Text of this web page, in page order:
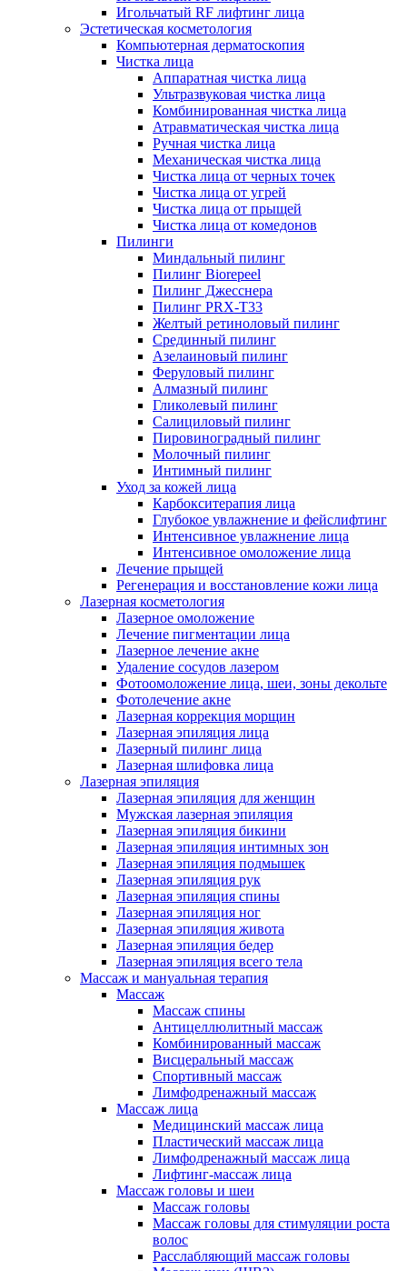
Игольчатый RF лифтинг лица
Эстетическая косметология
Компьютерная дерматоскопия
Чистка лица
Аппаратная чистка лица
Ультразвуковая чистка лица
Комбинированная чистка лица
Атравматическая чистка лица
Ручная чистка лица
Механическая чистка лица
Чистка лица от черных точек
Чистка лица от угрей
Чистка лица от прыщей
Чистка лица от комедонов
Пилинги
Миндальный пилинг
Пилинг Biorepeel
Пилинг Джесснера
Пилинг PRX-T33
Желтый ретиноловый пилинг
Срединный пилинг
Азелаиновый пилинг
Феруловый пилинг
Алмазный пилинг
Гликолевый пилинг
Салициловый пилинг
Пировиноградный пилинг
Молочный пилинг
Интимный пилинг
Уход за кожей лица
Карбокситерапия лица
Глубокое увлажнение и фейслифтинг
Интенсивное увлажнение лица
Интенсивное омоложение лица
Лечение прыщей
Регенерация и восстановление кожи лица
Лазерная косметология
Лазерное омоложение
Лечение пигментации лица
Лазерное лечение акне
Удаление сосудов лазером
Фотоомоложение лица, шеи, зоны декольте
Фотолечение акне
Лазерная коррекция морщин
Лазерная эпиляция лица
Лазерный пилинг лица
Лазерная шлифовка лица
Лазерная эпиляция
Лазерная эпиляция для женщин
Мужская лазерная эпиляция
Лазерная эпиляция бикини
Лазерная эпиляция интимных зон
Лазерная эпиляция подмышек
Лазерная эпиляция рук
Лазерная эпиляция спины
Лазерная эпиляция ног
Лазерная эпиляция живота
Лазерная эпиляция бедер
Лазерная эпиляция всего тела
Массаж и мануальная терапия
Массаж
Массаж спины
Антицеллюлитный массаж
Комбинированный массаж
Висцеральный массаж
Спортивный массаж
Лимфодренажный массаж
Массаж лица
Медицинский массаж лица
Пластический массаж лица
Лимфодренажный массаж лица
Лифтинг-массаж лица
Массаж головы и шеи
Массаж головы
Массаж головы для стимуляции роста
волос
Расслабляющий массаж головы